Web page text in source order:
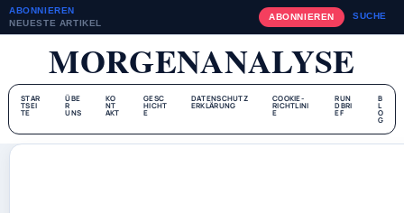
ABONNIEREN
NEUESTE ARTIKEL
ABONNIEREN SUCHE
MORGENANALYSE
STAR
TSEI
TE
ÜBE
R
UNS
KO
NT
AKT
GESC
HICHT
E
DATENSCHUTZ
ERKLÄRUNG
COOKIE-
RICHTLINI
E
RUN
DBRI
EF
B
L
O
G